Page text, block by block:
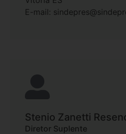
E-mail:
Stenio Zanetti
Diretor Suplente